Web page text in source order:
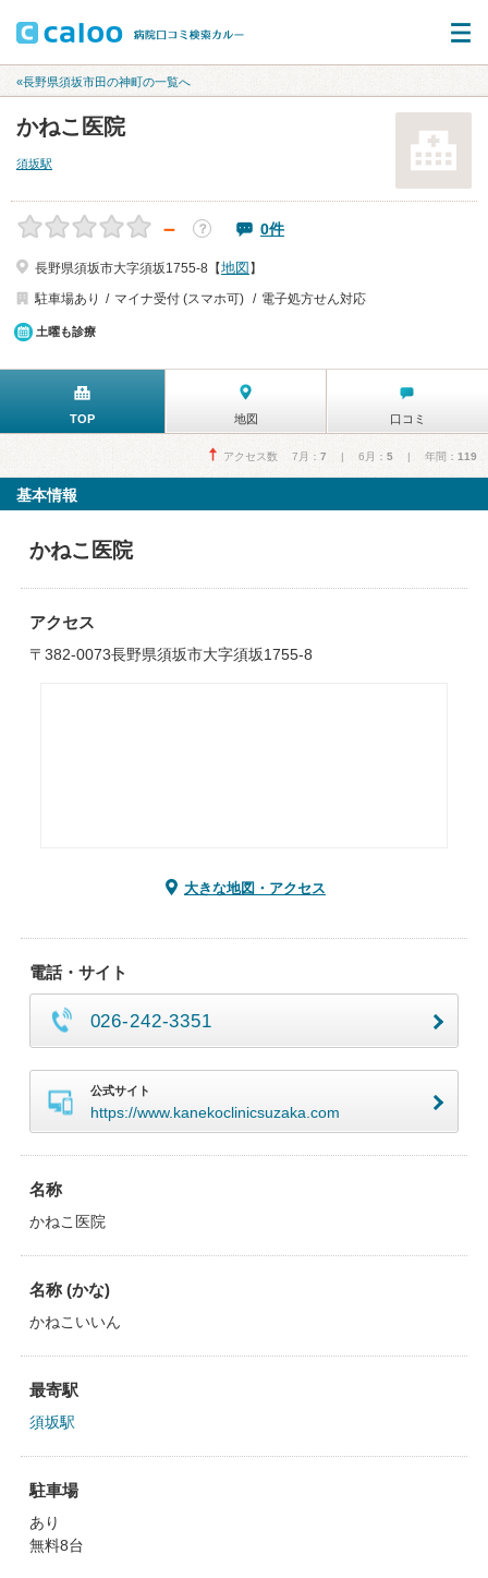
«長野県須坂市田の神町の一覧へ
かねこ医院
須坂駅
－ ？ 0件
長野県須坂市大字須坂1755-8【地図 】
駐車場あり
マイナ受付 (スマホ可) 電子処方せん対応
土曜も診療
TOP 地図 口コミ
アクセス数 7月： 7 | 6月： 5 | 年間： 119
基本情報
かねこ医院
アクセス
〒382-0073長野県須坂市大字須坂1755-8
大きな地図・アクセス
電話・サイト
026-242-3351
公式サイト
https://www.kanekoclinicsuzaka.com
名称
かねこ医院
名称 (かな)
かねこいいん
最寄駅
須坂駅
駐車場
あり
無料8台